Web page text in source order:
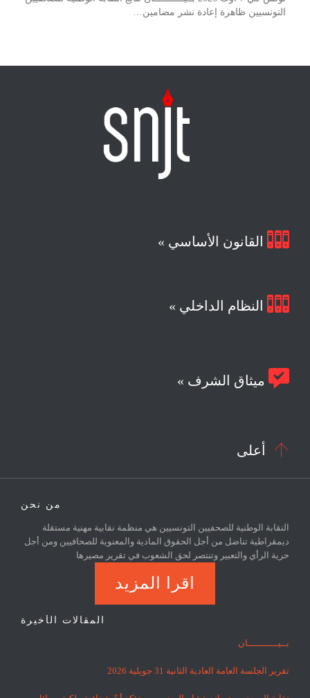
التونسيين ظاهرة إعادة نشر مضامين…
 القانون الأساسي »
 النظام الداخلي »
 ميثاق الشرف »
 أعلى
من نحن
النقابة الوطنية للصحفيين التونسيين هي منظمة نقابية مهنية مستقلة
ديمقراطية تناضل من أجل الحقوق المادية والمعنوية للصحافيين ومن أجل
حرية الرأي والتعبير وتنتصر لحق الشعوب في تقرير مصيرها
اقرا المزيد
المقالات الأخيرة
بــيـــــــــــان
تقرير الجلسة العامة العادية الثانية 31 جويلية 2026